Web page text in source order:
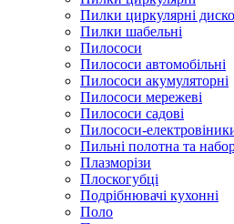
Пилки циркулярні
Пилки шабельні
Пилососи
Пилососи автомобільні
Пилососи акумуляторні
Пилососи мережеві
Пилососи садові
Пилососи-
Пильні полотна та
Плазморізи
Плоскогубці
Подрібнювачі кухонні
Поло